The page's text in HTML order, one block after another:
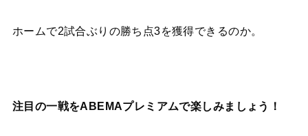
ホームで2試合ぶりの勝ち点3を獲得できるのか。
注目の一戦をABEMAプレミアムで楽しみましょう！